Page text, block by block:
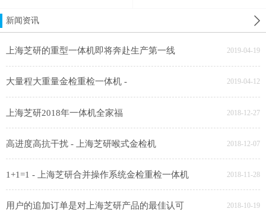
新闻资讯
上海芝研的重型一体机即将奔赴生产第一线 2019-04-19
大量程大重量金检重检一体机 - 2019-04-12
上海芝研2018年一体机全家福 2018-12-27
高进度高抗干扰 - 上海芝研喉式金检机 2018-12-07
1+1=1 - 上海芝研合并操作系统金检重检一体机 2018-11-28
用户的追加订单是对上海芝研产品的最佳认可 2018-10-19